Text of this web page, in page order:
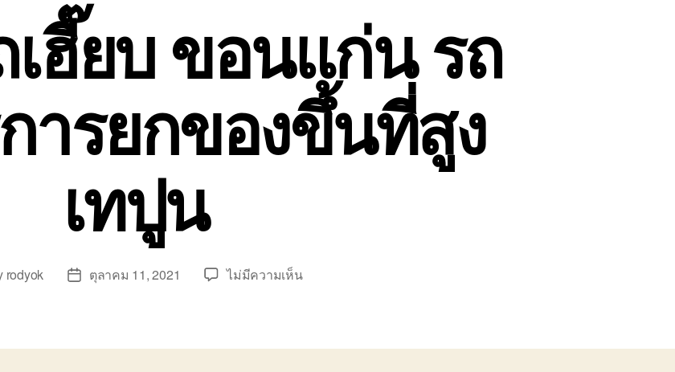
เฮี๊ยบ ขอนแก่น รถ
ารยกของขึ้นที่สูง
เทปูน
rodyok
Postตุลาคม 11, 2021 ไม่มีความเห็นบน
ขอนแก่น